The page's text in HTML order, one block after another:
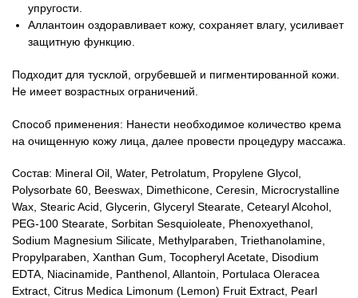
упругости.
Аллантоин оздоравливает кожу, сохраняет влагу, усиливает
защитную функцию.
Подходит для тусклой, огрубевшей и пигментированной кожи.
Не имеет возрастных ограничений.
Способ применения: Нанести необходимое количество крема
на очищенную кожу лица, далее провести процедуру массажа.
Состав: Mineral Oil, Water, Petrolatum, Propylene Glycol,
Polysorbate 60, Beeswax, Dimethicone, Ceresin, Microcrystalline
Wax, Stearic Acid, Glycerin, Glyceryl Stearate, Cetearyl Alcohol,
PEG-100 Stearate, Sorbitan Sesquioleate, Phenoxyethanol,
Sodium Magnesium Silicate, Methylparaben, Triethanolamine,
Propylparaben, Xanthan Gum, Tocopheryl Acetate, Disodium
EDTA, Niacinamide, Panthenol, Allantoin, Portulaca Oleracea
Extract, Citrus Medica Limonum (Lemon) Fruit Extract, Pearl